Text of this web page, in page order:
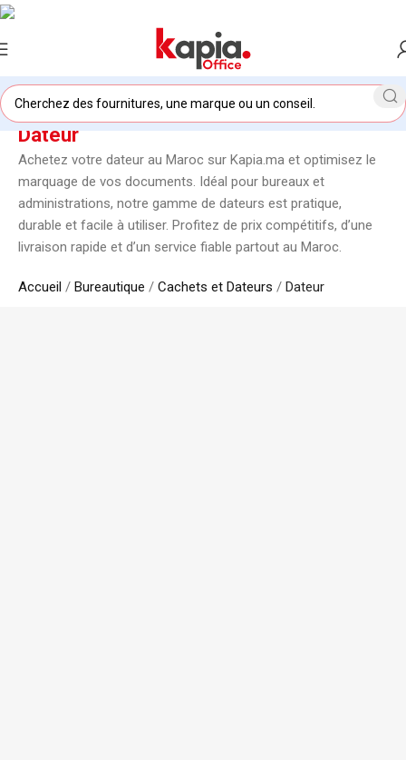
Dateur
Achetez votre dateur au Maroc sur Kapia.ma et optimisez le
marquage de vos documents. Idéal pour bureaux et
administrations, notre gamme de dateurs est pratique,
durable et facile à utiliser. Profitez de prix compétitifs, d’une
livraison rapide et d’un service fiable partout au Maroc.
Accueil / Bureautique / Cachets et Dateurs / Dateur